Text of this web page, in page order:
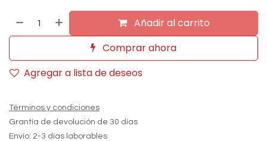
Añadir al carrito
Comprar ahora
Agregar a lista de deseos
Términos y condiciones
Grantía de devolución de 30 días
Envío: 2-3 días laborables